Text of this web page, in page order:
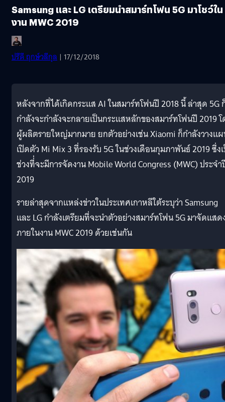
Samsung และ LG เตรียมนำสมาร์ทโฟน 5G มาโชว์ใน
งาน MWC 2019
ปรีดี ฤกษ์วลีกุล | 17/12/2018
หลังจากที่ได้เกิดกระแส AI ในสมาร์ทโฟนปี 2018 นี้ ล่าสุด 5G
กำลังจะกำลังจะกลายเป็นกระแสหลักของสมาร์ทโฟนปี 2019
ผู้ผลิตรายใหญ่มากมาย ยกตัวอย่างเช่น Xiaomi ก็กำลังวางแ
เปิดตัว Mi Mix 3 ที่รองรับ 5G ในช่วงเดือนกุมภาพันธ์ 2019 ซึ่ง
ช่วงที่่จะมีการจัดงาน Mobile World Congress (MWC) ประจ
2019
รายล่าสุดจากแหล่งข่าวในประเทศเกาหลีใต้ระบุว่า Samsung
และ LG กำลังเตรียมที่จะนำตัวอย่างสมาร์ทโฟน 5G มาจัดแสด
ภายในงาน MWC 2019 ด้วยเช่นกัน